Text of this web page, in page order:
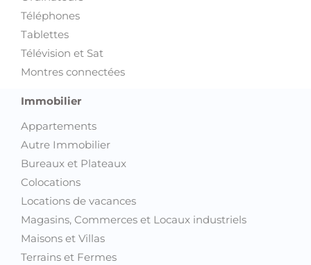
Téléphones
Tablettes
Télévision et Sat
Montres connectées
Immobilier
Appartements
Autre Immobilier
Bureaux et Plateaux
Colocations
Locations de vacances
Magasins, Commerces et Locaux industriels
Maisons et Villas
Terrains et Fermes